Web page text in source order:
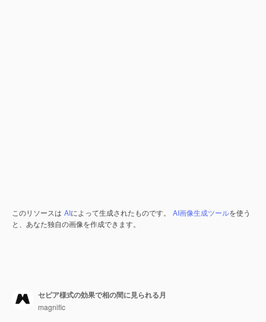
このリソースは AIによって生成されたものです。 AI画像生成ツールを使う
と、あなた独自の画像を作成できます。
セピア様式の効果で相の間に見られる月
magnific